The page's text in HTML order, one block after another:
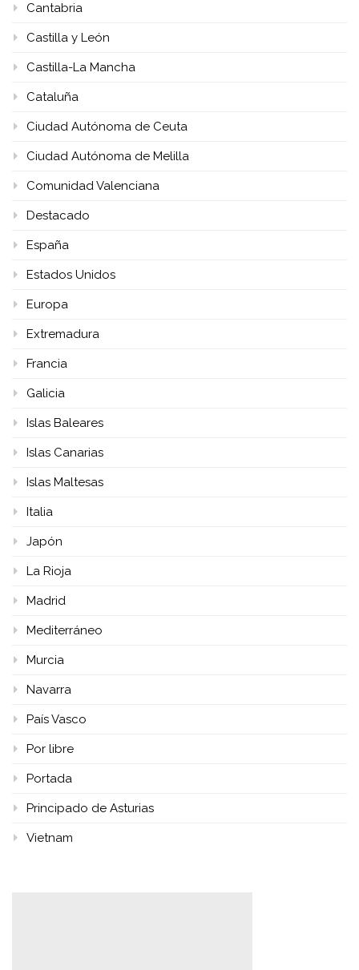
Cantabria
Castilla y León
Castilla-La Mancha
Cataluña
Ciudad Autónoma de Ceuta
Ciudad Autónoma de Melilla
Comunidad Valenciana
Destacado
España
Estados Unidos
Europa
Extremadura
Francia
Galicia
Islas Baleares
Islas Canarias
Islas Maltesas
Italia
Japón
La Rioja
Madrid
Mediterráneo
Murcia
Navarra
País Vasco
Por libre
Portada
Principado de Asturias
Vietnam